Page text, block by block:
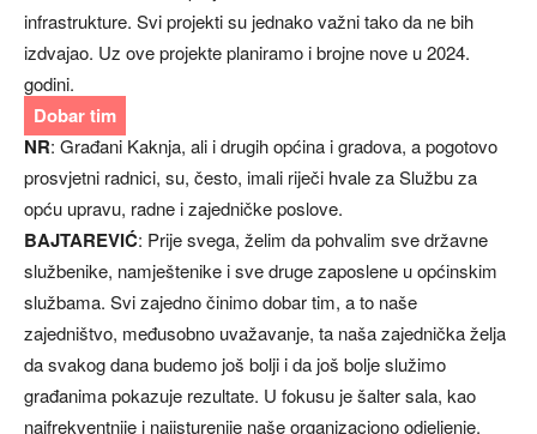
infrastrukture. Svi projekti su jednako važni tako da ne bih
izdvajao. Uz ove projekte planiramo i brojne nove u 2024.
godini.
Dobar tim
NR: Građani Kaknja, ali i drugih općina i gradova, a pogotovo
prosvjetni radnici, su, često, imali riječi hvale za Službu za
opću upravu, radne i zajedničke poslove.
BAJTAREVIĆ: Prije svega, želim da pohvalim sve državne
službenike, namještenike i sve druge zaposlene u općinskim
službama. Svi zajedno činimo dobar tim, a to naše
zajedništvo, međusobno uvažavanje, ta naša zajednička želja
da svakog dana budemo još bolji i da još bolje služimo
građanima pokazuje rezultate. U fokusu je šalter sala, kao
najfrekventnije i najisturenije naše organizaciono odjeljenje.